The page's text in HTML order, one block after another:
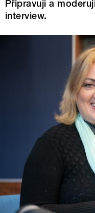
Připravuji a
interview.